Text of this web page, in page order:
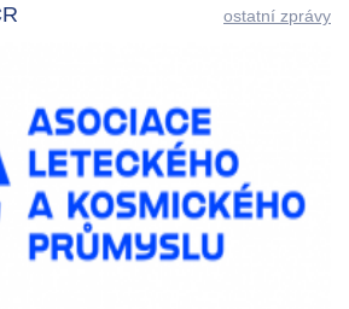
ostatní zprávy